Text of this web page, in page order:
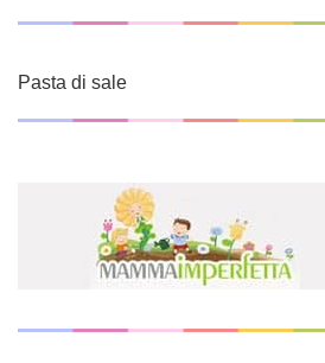
Pasta di sale